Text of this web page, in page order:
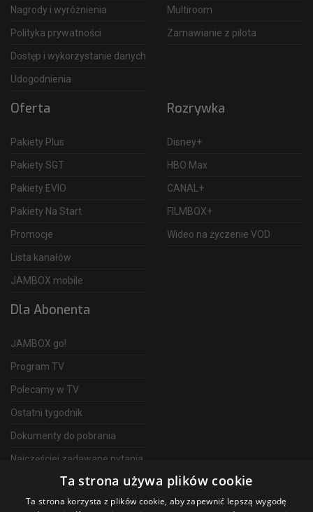
Nagrody i wyróżnienia
Polityka prywatności
Dostęp i wykorzystanie danych
Udogodnienia
Multiroom
Zamawianie z pilota
Oferta
Pakiety Plus
Pakiety SGT
Pakiety EVIO
Pakiety Na Start
Promocje
Lista kanałów
JAMBOX mobile
Rozrywka
Disney+
HBO Max
CANAL+
FILMBOX+
Wideo na życzenie VOD
Dla Abonenta
JAMBOX go!
Program TV
Polecamy w TV
Ostatni tygodnik
Dokumenty do pobrania
Najczęściej zadawane pytania
Telewizja Światłowodowa
Ta strona używa plików cookie
Ta strona korzysta z plików cookie, aby zapewnić lepszą wygodę